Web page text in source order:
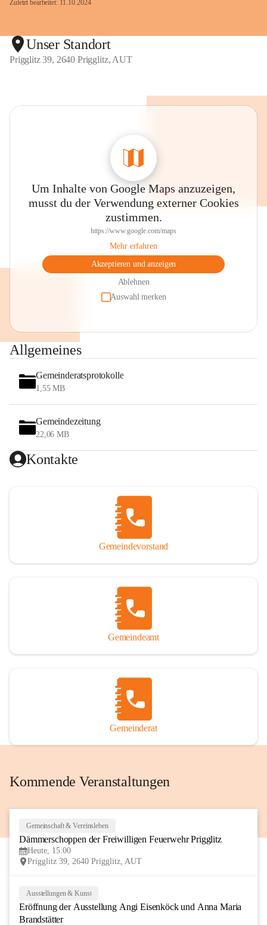
Zuletzt bearbeitet: 11.10.2024
Unser Standort
Prigglitz 39, 2640 Prigglitz, AUT
Um Inhalte von Google Maps anzuzeigen,
musst du der Verwendung externer Cookies
zustimmen.
https://www.google.com/maps
Mehr erfahren
Akzeptieren und anzeigen
Ablehnen
Auswahl merken
Allgemeines
Gemeinderatsprotokolle
1,55 MB
Gemeindezeitung
22,06 MB
Kontakte
Gemeindevorstand
Gemeindeamt
Gemeinderat
Kommende Veranstaltungen
Gemeinschaft & Vereinsleben
Dämmerschoppen der Freiwilligen Feuerwehr Prigglitz
Heute, 15:00
Prigglitz 39, 2640 Prigglitz, AUT
AUG
Ausstellungen & Kunst
Eröffnung der Ausstellung Angi Eisenköck und Anna Maria
Brandstätter